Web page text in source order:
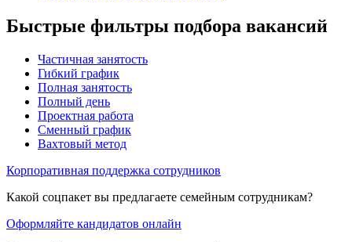
Быстрые фильтры подбора вакансий
Частичная занятость
Гибкий график
Полная занятость
Полный день
Проектная работа
Сменный график
Вахтовый метод
Корпоративная поддержка сотрудников
Какой соцпакет вы предлагаете семейным сотрудникам?
Оформляйте кандидатов онлайн